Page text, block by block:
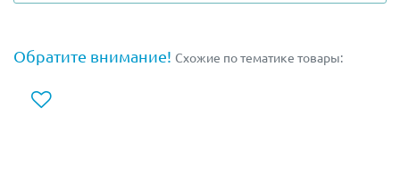
строительную площадку, переместить большие грузы,
выкопать яму для прокладки труб. В наборе Лего
10930 есть рабочий в яркой оранжевой жилетке,
чтобы его было видно издалека. У него в руках
Обратите внимание! Схожие по тематике товары: